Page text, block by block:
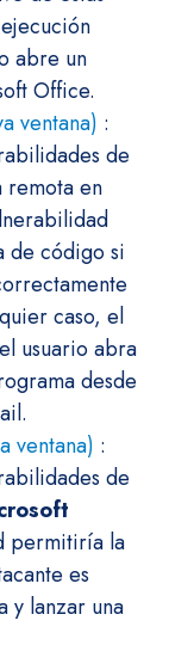
abre un
Office.
:
de
en
de código si
caso, el
usuario abra
desde
:
de
permitiría la
es
y lanzar una